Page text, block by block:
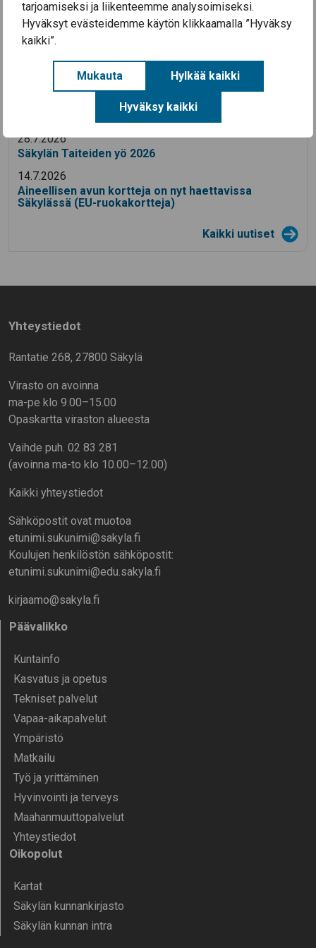
tarjoamiseksi ja liikenteemme analysoimiseksi.
Hyväksyt evästeidemme käytön klikkaamalla ”Hyväksy
kaikki”.
Mukauta Hylkää kaikki
Hyväksy kaikki
Ajankohtaista
Koulutyö alkaa Säkylän kouluissa ke 12.8.2026
28.7.2026
Säkylän Taiteiden yö 2026
14.7.2026
Aineellisen avun kortteja on nyt haettavissa
Säkylässä (EU-ruokakortteja)
Kaikki uutiset
Yhteystiedot
Rantatie 268, 27800 Säkylä
Virasto on avoinna
ma-pe klo 9.00–15.00
Opaskartta viraston alueesta
Vaihde puh. 02 83 281
(avoinna ma-to klo 10.00–12.00)
Kaikki yhteystiedot
Sähköpostit ovat muotoa
etunimi.sukunimi@sakyla.fi
Koulujen henkilöstön sähköpostit:
etunimi.sukunimi@edu.sakyla.fi
kirjaamo@sakyla.fi
Päävalikko
Kunta­info
Kasvatus ja opetus
Tekniset palvelut
Vapaa-aika­palvelut
Ympä­ristö
Mat­kailu
Työ ja yrittä­minen
Hyvinvointi ja terveys
Maahanmuuttopalvelut
Yhteystiedot
Oikopolut
Kartat
Säkylän kunnankirjasto
Säkylän kunnan intra